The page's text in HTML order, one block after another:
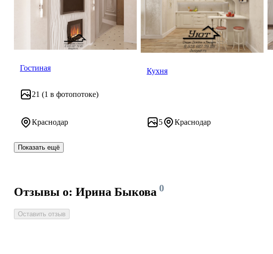
Гостиная
21 (1 в фотопотоке)
Краснодар
Кухня
5 Краснодар
Показать ещё
Отзывы о: Ирина Быкова 0
Оставить отзыв